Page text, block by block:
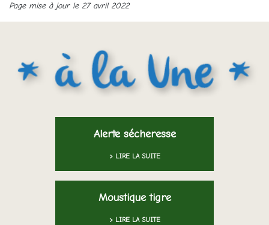
Page mise à jour le 27 avril 2022
Alerte sécheresse
> LIRE LA SUITE
Moustique tigre
> LIRE LA SUITE